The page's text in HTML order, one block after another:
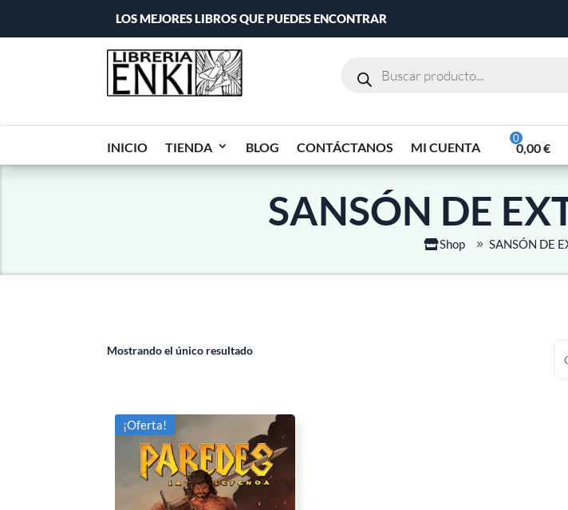
LOS MEJORES LIBROS QUE PUEDES ENCONTRAR
INICIO TIENDA BLOG CONTÁCTANOS MI CUENTA 0,00€
SANSÓN DE
Shop SANSÓN DE
Mostrando el único resultado
¡Oferta!